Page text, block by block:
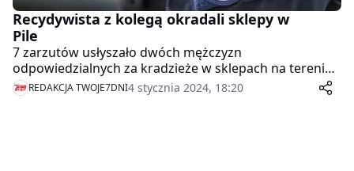
Recydywista z kolegą okradali sklepy w
Pile
7 zarzutów usłyszało dwóch mężczyzn
odpowiedzialnych za kradzieże w sklepach na terenie
północnej Wielkopolski. Sprawcy poruszali się
samochodem, w którym gromadzili swój łup. Ich
REDAKCJA TWOJE7DNI4 stycznia 2024, 18:20